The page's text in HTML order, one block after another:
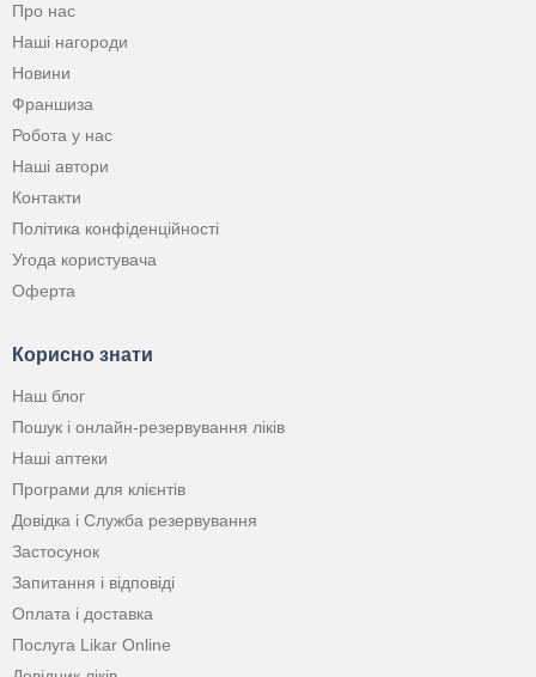
Про нас
Наші нагороди
Новини
Франшиза
Робота у нас
Наші автори
Контакти
Політика конфіденційності
Угода користувача
Оферта
Корисно знати
Наш блог
Пошук і онлайн-резервування ліків
Наші аптеки
Програми для клієнтів
Довідка і Служба резервування
Застосунок
Запитання і відповіді
Оплата і доставка
Послуга Likar Online